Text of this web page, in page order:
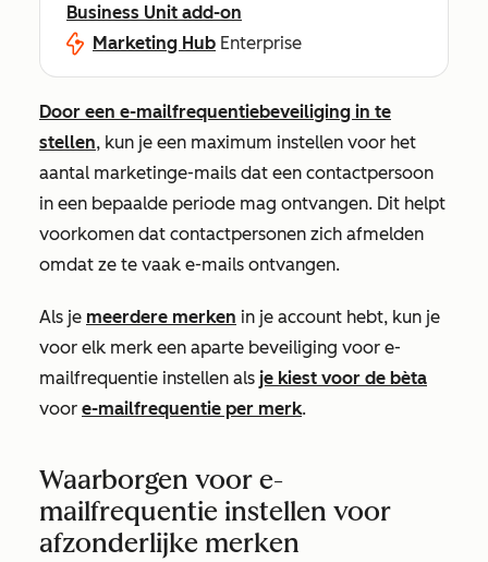
Business Unit add-on
Marketing Hub Enterprise
Door een e-mailfrequentiebeveiliging in te
stellen, kun je een maximum instellen voor het
aantal marketinge-mails dat een contactpersoon
in een bepaalde periode mag ontvangen. Dit helpt
voorkomen dat contactpersonen zich afmelden
omdat ze te vaak e-mails ontvangen.
Als je meerdere merken in je account hebt, kun je
voor elk merk een aparte beveiliging voor e-
mailfrequentie instellen als je kiest voor de bèta
voor e-mailfrequentie per merk.
Waarborgen voor e-
mailfrequentie instellen voor
afzonderlijke merken